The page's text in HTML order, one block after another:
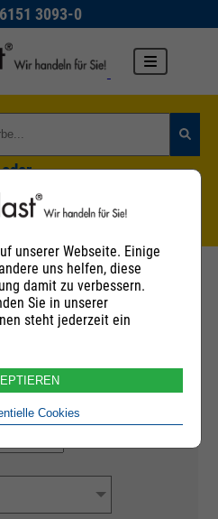
3093-0
oder
unserer Webseite. Einige
uns helfen, diese
damit zu verbessern.
Sie in unserer
steht jederzeit ein
Cookies